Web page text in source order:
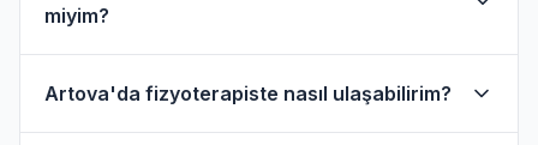
miyim?
hizmeti sunan fizyoterapistler bulunmaktadır.
Evde hizmet filtresini kullanarak bu
Artova'da fizyoterapiste nasıl ulaşabilirim?